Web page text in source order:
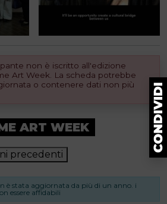
non è iscritto all'edizione
Art Week. La scheda potrebbe
o contenere dati non più
ART WEEK
precedenti
è stata aggiornata da più di un anno. i
essere affidabili